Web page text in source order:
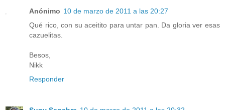
Anónimo 10 de marzo de 2011 a las 20:27
Qué rico, con su aceitito para untar pan. Da gloria ver esas
cazuelitas.
Besos,
Nikk
Responder